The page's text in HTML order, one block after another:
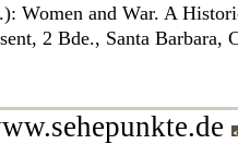
Women and War. A
2 Bde., Santa